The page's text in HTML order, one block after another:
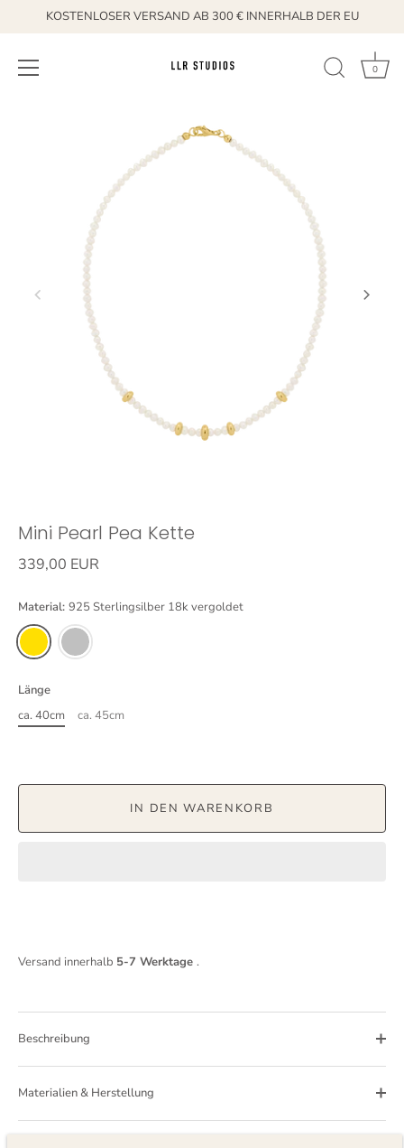
KOSTENLOSER VERSAND AB 300 € INNERHALB DER EU
0
Mini Pearl Pea Kette
339,00 EUR
Material: 925 Sterlingsilber 18k vergoldet
Länge
ca. 40cm
ca. 45cm
IN DEN WARENKORB
Versand innerhalb 5-7 Werktage .
Beschreibung
Materialien & Herstellung